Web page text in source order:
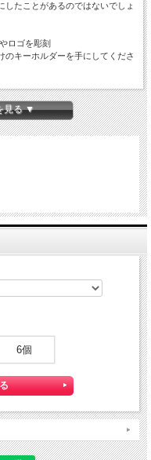
たことがあるのではないでしょ
ロゴを彫刻
のキーホルダーを手にしてくださ
品になります。
なります。
ゆうパケットにつきましての説明
ストへ投函するお届け方法です。
、ご不在時であってもお受け取り
見る ▼
6個